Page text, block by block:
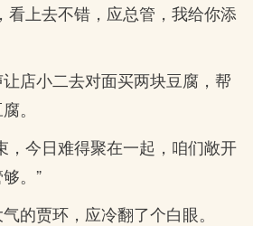
看上去不错，应总管，我给你添
店小二去对面买两块豆腐，帮
。
，今日难得聚在一起，咱们敞开
。”
的贾环，应冷翻了个白眼。